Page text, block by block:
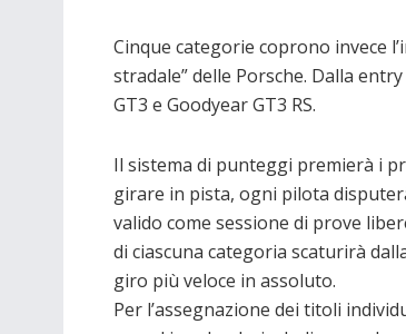
Cinque categorie coprono invece
stradale” delle Porsche. Dalla
GT3 e Goodyear GT3 RS.
Il sistema di punteggi premierà i
girare in pista, ogni pilota
valido come sessione di prove
di ciascuna categoria scaturirà
giro più veloce in assoluto.
Per l’assegnazione dei titoli